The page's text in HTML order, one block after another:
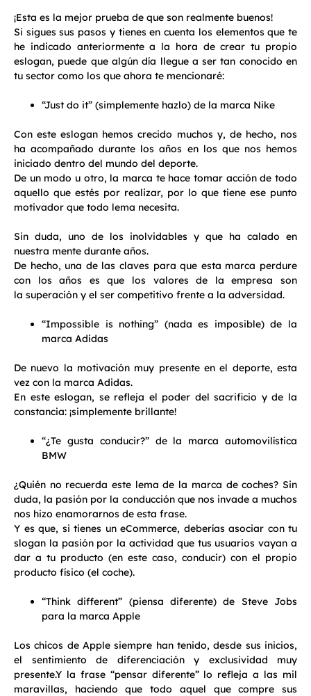
¡Esta es la mejor prueba de que son realmente buenos!
Si sigues sus pasos y tienes en cuenta los elementos que te
he indicado anteriormente a la hora de crear tu propio
eslogan, puede que algún día llegue a ser tan conocido en
tu sector como los que ahora te mencionaré:
“Just do it” (simplemente hazlo) de la marca Nike
Con este eslogan hemos crecido muchos y, de hecho, nos
ha acompañado durante los años en los que nos hemos
iniciado dentro del mundo del deporte.
De un modo u otro, la marca te hace tomar acción de todo
aquello que estés por realizar, por lo que tiene ese punto
motivador que todo lema necesita.
Sin duda, uno de los inolvidables y que ha calado en
nuestra mente durante años.
De hecho, una de las claves para que esta marca perdure
con los años es que los valores de la empresa son
la superación y el ser competitivo frente a la adversidad.
“Impossible is nothing” (nada es imposible) de la
marca Adidas
De nuevo la motivación muy presente en el deporte, esta
vez con la marca Adidas.
En este eslogan, se refleja el poder del sacrificio y de la
constancia: ¡simplemente brillante!
“¿Te gusta conducir?” de la marca automovilística
BMW
¿Quién no recuerda este lema de la marca de coches? Sin
duda, la pasión por la conducción que nos invade a muchos
nos hizo enamorarnos de esta frase.
Y es que, si tienes un eCommerce, deberías asociar con tu
slogan la pasión por la actividad que tus usuarios vayan a
dar a tu producto (en este caso, conducir) con el propio
producto físico (el coche).
“Think different” (piensa diferente) de Steve Jobs
para la marca Apple
Los chicos de Apple siempre han tenido, desde sus inicios,
el sentimiento de diferenciación y exclusividad muy
presente.Y la frase “pensar diferente” lo refleja a las mil
maravillas, haciendo que todo aquel que compre sus